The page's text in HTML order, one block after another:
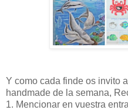
Y como cada finde os invito
handmade de la semana,
1. Mencionar en vuestra